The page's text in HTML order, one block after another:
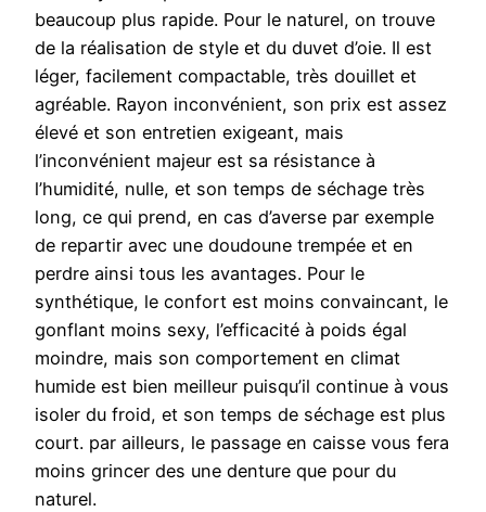
beaucoup plus rapide. Pour le naturel, on trouve
de la réalisation de style et du duvet d’oie. Il est
léger, facilement compactable, très douillet et
agréable. Rayon inconvénient, son prix est assez
élevé et son entretien exigeant, mais
l’inconvénient majeur est sa résistance à
l’humidité, nulle, et son temps de séchage très
long, ce qui prend, en cas d’averse par exemple
de repartir avec une doudoune trempée et en
perdre ainsi tous les avantages. Pour le
synthétique, le confort est moins convaincant, le
gonflant moins sexy, l’efficacité à poids égal
moindre, mais son comportement en climat
humide est bien meilleur puisqu’il continue à vous
isoler du froid, et son temps de séchage est plus
court. par ailleurs, le passage en caisse vous fera
moins grincer des une denture que pour du
naturel.